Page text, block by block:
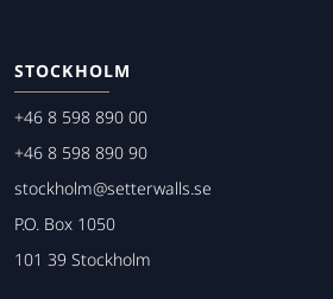
STOCKHOLM
+46 8 598 890 00
+46 8 598 890 90
stockholm@setterwalls.se
P.O. Box 1050
101 39 Stockholm